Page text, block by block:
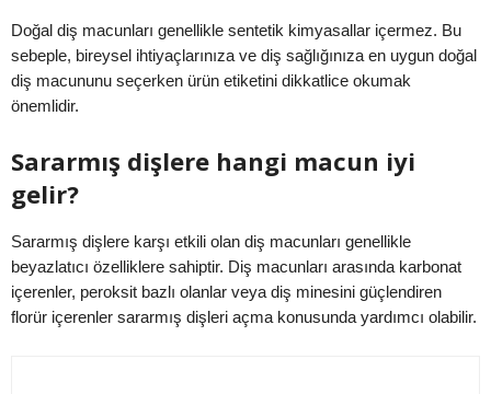
Doğal diş macunları genellikle sentetik kimyasallar içermez. Bu
sebeple, bireysel ihtiyaçlarınıza ve diş sağlığınıza en uygun doğal
diş macununu seçerken ürün etiketini dikkatlice okumak
önemlidir.
Sararmış dişlere hangi macun iyi
gelir?
Sararmış dişlere karşı etkili olan diş macunları genellikle
beyazlatıcı özelliklere sahiptir. Diş macunları arasında karbonat
içerenler, peroksit bazlı olanlar veya diş minesini güçlendiren
florür içerenler sararmış dişleri açma konusunda yardımcı olabilir.